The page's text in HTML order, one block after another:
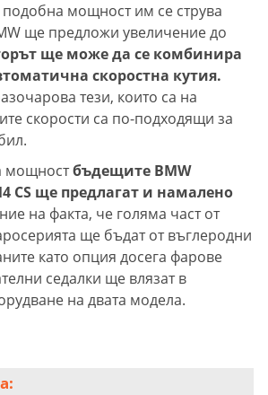
подобна мощност им се струва
ще предложи увеличение до
ще може да се комбинира
скоростна кутия.
тези, които са на
скорости са по-подходящи за
мощностбъдещите BMW
CS ще предлагат и намалено
на факта, че голяма част от
ще бъдат от въглеродни
като опция досега фарове
седалки ще влязат в
на двата модела.